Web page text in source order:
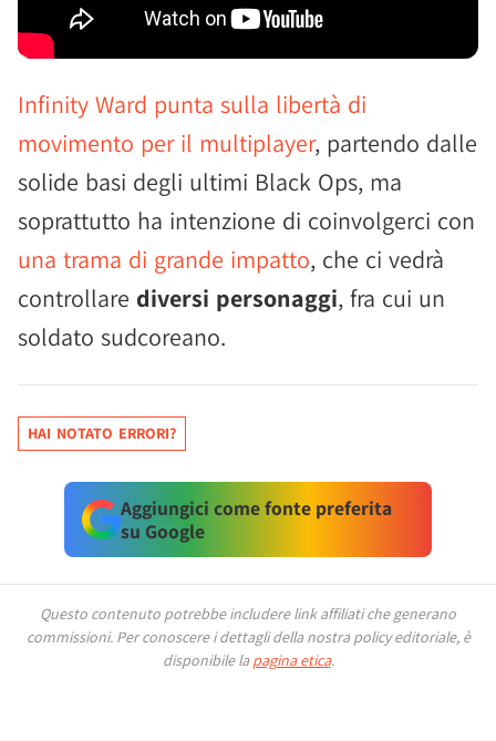
Infinity Ward punta sulla libertà di
movimento per il multiplayer, partendo dalle
solide basi degli ultimi Black Ops, ma
soprattutto ha intenzione di coinvolgerci con
una trama di grande impatto, che ci vedrà
controllare diversi personaggi, fra cui un
soldato sudcoreano.
HAI NOTATO ERRORI?
Aggiungici come fonte preferita
su Google
Questo contenuto potrebbe includere link affiliati che generano
commissioni. Per conoscere i dettagli della nostra policy editoriale, è
disponibile la pagina etica.